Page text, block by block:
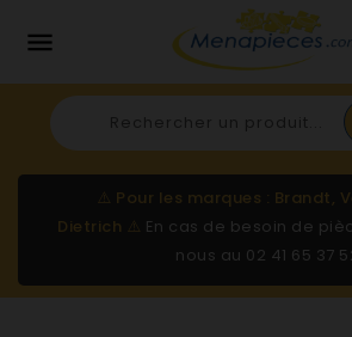

⚠️ Pour les marques : Brandt,
Dietrich ⚠️ En cas de besoin de
nous au 02 41 65 37